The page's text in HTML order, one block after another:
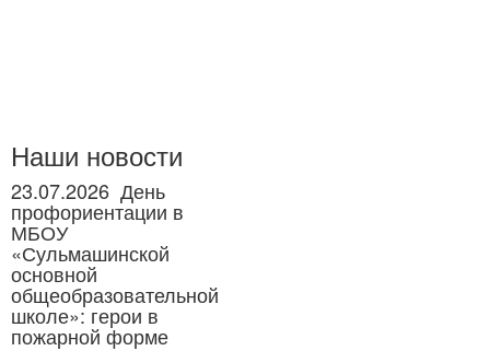
Наши новости
23.07.2026 День
профориентации в
МБОУ
«Сульмашинской
основной
общеобразовательной
школе»: герои в
пожарной форме